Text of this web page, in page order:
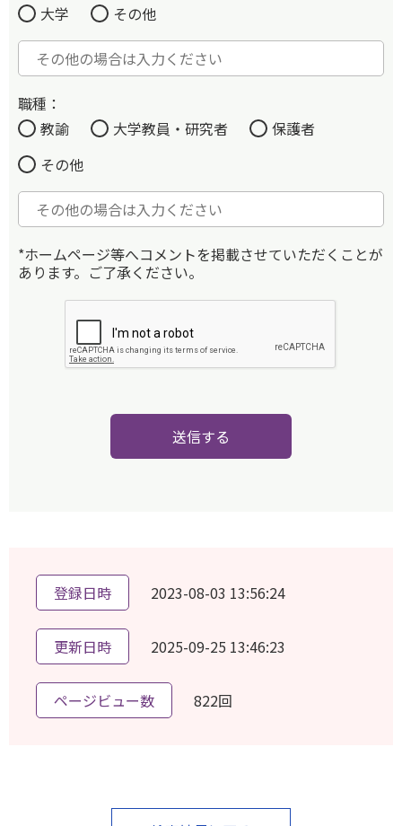
大学
その他
職種：
教諭
大学教員・研究者
保護者
その他
*ホームページ等へコメントを掲載させていただくことが
あります。ご了承ください。
送信する
登録日時 2023-08-03 13:56:24
更新日時 2025-09-25 13:46:23
ページビュー数 822回